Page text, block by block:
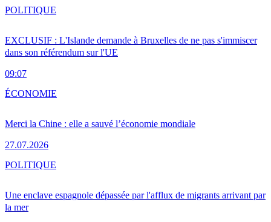
EXCLUSIF : L'Islande demande à Bruxelles de ne pas s'immiscer
dans son référendum sur l'UE
09:07
POLITIQUE
Merci la Chine : elle a sauvé l’économie mondiale
27.07.2026
ÉCONOMIE
Une enclave espagnole dépassée par l'afflux de migrants arrivant par
la mer
POLITIQUE